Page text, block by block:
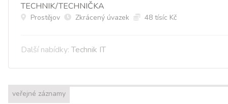
TECHNIK/TECHNIČKA
Prostějov Zkrácený úvazek 48 tísíc Kč
Další nabídky: Technik IT
veřejné záznamy